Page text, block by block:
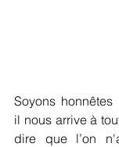
Soyons
il nous arrive à
dire que l’on